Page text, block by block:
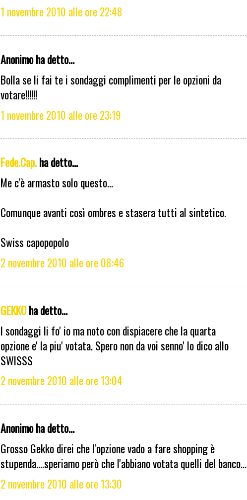
1 novembre 2010 alle ore 22:48
Anonimo ha detto...
Bolla se li fai te i sondaggi complimenti per le opzioni da
votare!!!!!!
1 novembre 2010 alle ore 23:19
Fede.Cap.ha detto...
Me c'è armasto solo questo...
Comunque avanti così ombres e stasera tutti al sintetico.
Swiss capopopolo
2 novembre 2010 alle ore 08:46
GEKKOha detto...
I sondaggi li fo' io ma noto con dispiacere che la quarta
opzione e' la piu' votata. Spero non da voi senno' lo dico allo
SWISSS
2 novembre 2010 alle ore 13:04
Anonimo ha detto...
Grosso Gekko direi che l'opzione vado a fare shopping è
stupenda....speriamo però che l'abbiano votata quelli del banco...
2 novembre 2010 alle ore 13:30